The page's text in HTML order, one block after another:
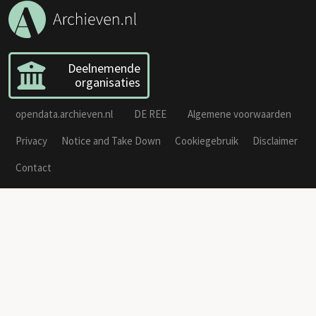
Deelnemende
organisaties
opendata.archieven.nl DE REE
Algemene voorwaarden
Privacy
Notice and Take Down Cookiegebruik
Disclaimer
Contact